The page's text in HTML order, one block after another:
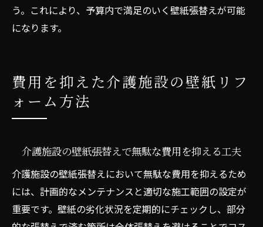
う。これにより、予算内で満足のいく壁紙張替えが可能
になります。
費用を抑えた介護施設の壁紙リフ
ォーム方法
介護施設の壁紙張替えで無駄な費用を抑える工夫
介護施設の壁紙張替えにおいて無駄な費用を抑えるため
には、計画的なメンテナンスと適切な施工範囲の設定が
重要です。壁紙の劣化状況を定期的にチェックし、部分